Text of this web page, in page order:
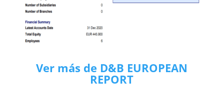
Ver más de D&B EUROPEAN
REPORT